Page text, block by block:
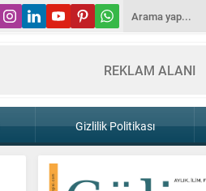
REKLAM ALANI
Gizlilik Politikası